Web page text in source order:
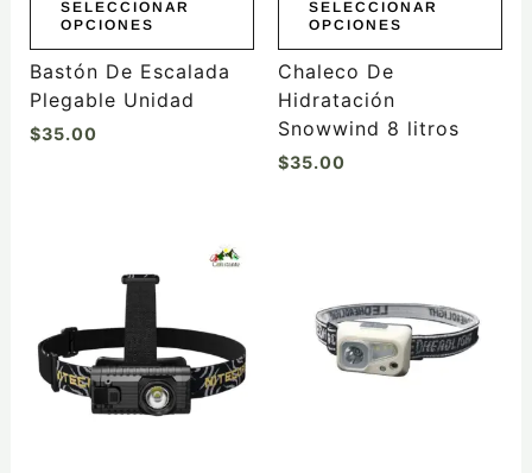
SELECCIONAR
OPCIONES
elegir
la
página
producto
Bastón De Escalada
Plegable Unidad
$35.00
SELECCIONAR
OPCIONES
elegir
la
página
de
Chaleco De
Hidratación
Snowwind 8 litros
$35.00